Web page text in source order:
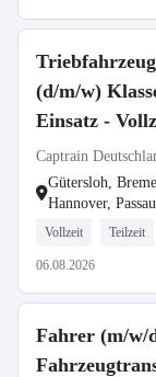
(d/m/w)
Einsatz -
Captrain
Gütersloh,
Hannover,
Vollzeit Teilzeit
06.08.2026
Fahrer (m/w/